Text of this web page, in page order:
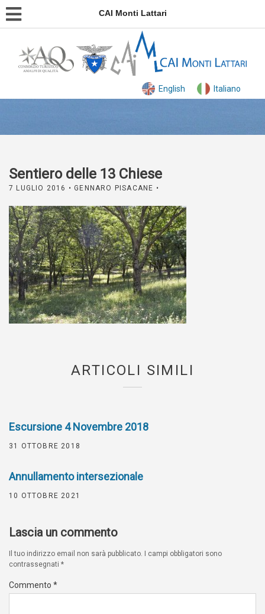
CAI Monti Lattari
English Italiano
Sentiero delle 13 Chiese
7 LUGLIO 2016 • GENNARO PISACANE •
ARTICOLI SIMILI
Escursione 4 Novembre 2018
31 OTTOBRE 2018
Annullamento intersezionale
10 OTTOBRE 2021
Lascia un commento
Il tuo indirizzo email non sarà pubblicato. I campi obbligatori sono
contrassegnati *
Commento *